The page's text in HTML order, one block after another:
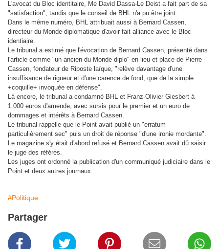
L'avocat du Bloc identitaire, Me David Dassa-Le Deist a fait part de sa
"satisfaction", tandis que le conseil de BHL n'a pu être joint.
Dans le même numéro, BHL attribuait aussi à Bernard Cassen,
directeur du Monde diplomatique d'avoir fait alliance avec le Bloc
identiaire.
Le tribunal a estimé que l'évocation de Bernard Cassen, présenté dans
l'article comme "un ancien du Monde diplo" en lieu et place de Pierre
Cassen, fondateur de Riposte laïque, "relève davantage d'une
insuffisance de rigueur et d'une carence de fond, que de la simple
+coquille+ invoquée en défense".
Là encore, le tribunal a condamné BHL et Franz-Olivier Giesbert à
1.000 euros d'amende, avec sursis pour le premier et un euro de
dommages et intérêts à Bernard Cassen.
Le tribunal rappelle que le Point avait publié un "erratum
particulièrement sec" puis un droit de réponse "d'une ironie mordante".
Le magazine s'y était d'abord refusé et Bernard Cassen avait dû saisir
le juge des référés.
Les juges ont ordonné la publication d'un communiqué judiciaire dans le
Point et deux autres journaux.
#Politique
Partager